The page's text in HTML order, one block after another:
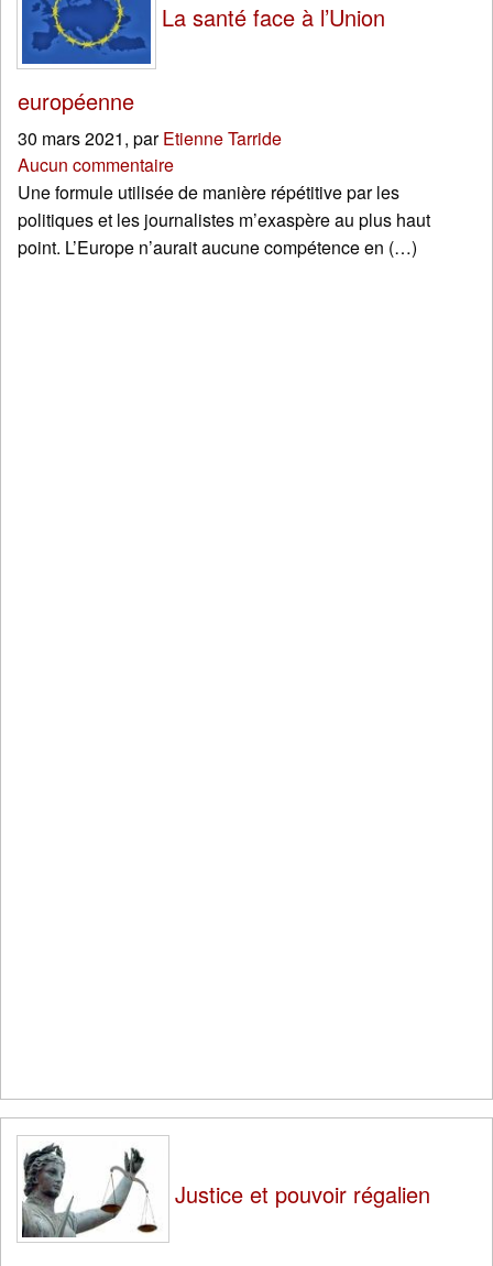
La santé face à l’Union
européenne
30 mars 2021, parEtienne Tarride
Aucun commentaire
Une formule utilisée de manière répétitive par les
politiques et les journalistes m’exaspère au plus haut
point. L’Europe n’aurait aucune compétence en (…)
Justice et pouvoir régalien